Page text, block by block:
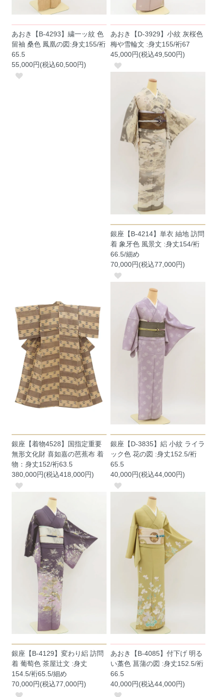
あおき【B-4293】繍一ッ紋 色
留袖 桑色 鳳凰の図:身丈155/裄
65.5
55,000円(税込60,500円)
あおき【D-3929】小紋 灰桜色
梅や雪輪文 :身丈155/裄67
45,000円(税込49,500円)
銀座【B-4214】単衣 紬地 訪問
着 象牙色 風景文 :身丈154/裄
66.5/細め
70,000円(税込77,000円)
銀座【着物4528】国指定重要
無形文化財 喜如嘉の芭蕉布 着
物：身丈152/裄63.5
380,000円(税込418,000円)
銀座【D-3835】絽 小紋 ライラ
ック色 花の図 :身丈152.5/裄
65.5
40,000円(税込44,000円)
銀座【B-4129】変わり絽 訪問
着 葡萄色 茶屋辻文 :身丈
154.5/裄65.5/細め
70,000円(税込77,000円)
あおき【B-4085】付下げ 明る
い藁色 菖蒲の図 :身丈152.5/裄
66.5
40,000円(税込44,000円)